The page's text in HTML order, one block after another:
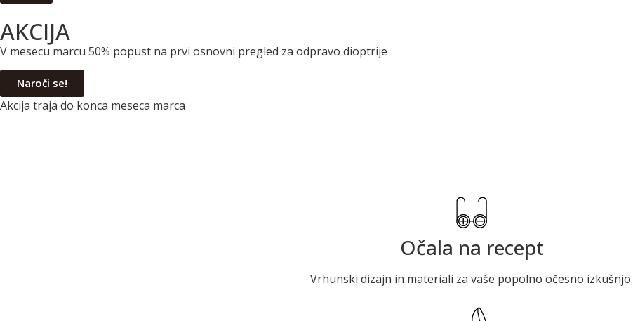
AKCIJA
V mesecu marcu 50% popust na prvi osnovni pregled za odpravo dioptrije
Naroči se!
Akcija traja do konca meseca marca
Očala na recept
Vrhunski dizajn in materiali za vaše popolno očesno izkušnjo.